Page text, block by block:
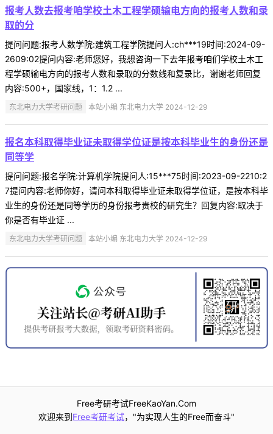
报考人数去报考咱学校土木工程学硕输电方向的报考人数和录
取的分
提问问题:报考人数学院:建筑工程学院提问人:ch***19时间:2024-09-
2609:02提问内容:老师您好，我想咨询一下去年报考咱们学校土木工
程学硕输电方向的报考人数和录取的分数线和复录比，谢谢老师回复
内容:500+，国家线，1：1.2 ...
东北电力大学考研问题 本站小编 东北电力大学 2024-12-29
报名本科取得毕业证未取得学位证是按本科毕业生的身份还是
同等学
提问问题:报名学院:计算机学院提问人:15***75时间:2023-09-2210:2
7提问内容:老师你好，请问本科取得毕业证未取得学位证，是按本科毕
业生的身份还是同等学历的身份报考贵校的研究生？回复内容:取决于
你是否有毕业证 ...
东北电力大学考研问题 本站小编 东北电力大学 2024-12-29
Free考研考试FreeKaoYan.Com
欢迎来到Free考研考试，"为实现人生的Free而奋斗"